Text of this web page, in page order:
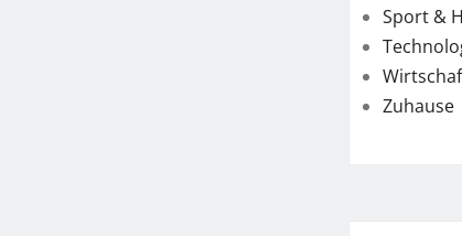
Sport &
Zuhause